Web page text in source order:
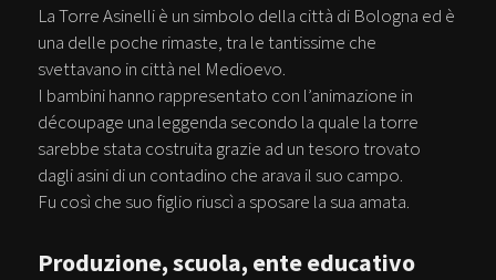
La Torre Asinelli è un simbolo della città di Bologna ed è
una delle poche rimaste, tra le tantissime che
svettavano in città nel Medioevo.
I bambini hanno rappresentato con l’animazione in
découpage una leggenda secondo la quale la torre
sarebbe stata costruita grazie ad un tesoro trovato
dagli asini di un contadino che arava il suo campo.
Fu così che suo figlio riuscì a sposare la sua amata.
Produzione, scuola, ente educativo